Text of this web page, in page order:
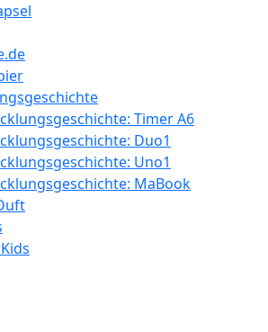
Timer A6
Duo1
Uno1
MaBook